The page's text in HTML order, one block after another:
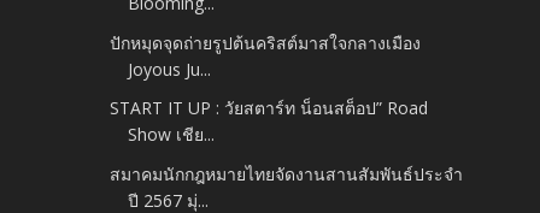
ปักหมุดจุดถ่ายรูปต้นคริสต์มาสใจกลางเมือง
Joyous Ju...
START IT UP : วัยสตาร์ท น็อนสต็อป” Road
Show เชีย...
สมาคมนักกฎหมายไทยจัดงานสานสัมพันธ์ประจำ
ปี 2567 มุ่...